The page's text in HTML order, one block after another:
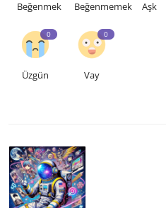
Beğenmek Beğenmemek Aşk
0
Üzgün
0
Vay